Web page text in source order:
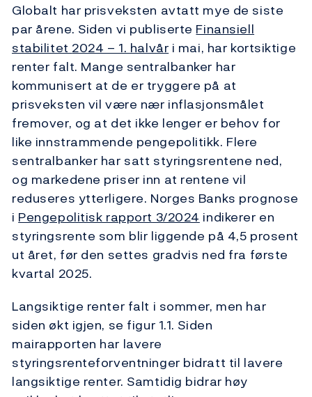
Globalt har prisveksten avtatt mye de siste
par årene. Siden vi publiserte Finansiell
stabilitet 2024 – 1. halvår i mai, har kortsiktige
renter falt. Mange sentralbanker har
kommunisert at de er tryggere på at
prisveksten vil være nær inflasjonsmålet
fremover, og at det ikke lenger er behov for
like innstrammende pengepolitikk. Flere
sentralbanker har satt styringsrentene ned,
og markedene priser inn at rentene vil
reduseres ytterligere. Norges Banks prognose
i Pengepolitisk rapport 3/2024 indikerer en
styringsrente som blir liggende på 4,5 prosent
ut året, før den settes gradvis ned fra første
kvartal 2025.
Langsiktige renter falt i sommer, men har
siden økt igjen, se figur 1.1. Siden
mairapporten har lavere
styringsrenteforventninger bidratt til lavere
langsiktige renter. Samtidig bidrar høy